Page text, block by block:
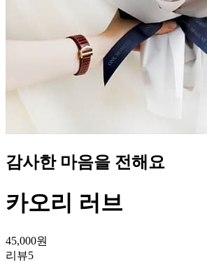
감사한 마음을 전해요
카오리 러브
45,000원
리뷰5